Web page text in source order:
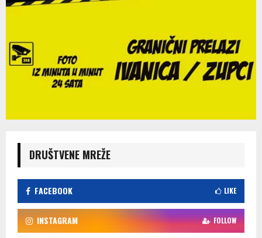
DRUŠTVENE MREŽE
FACEBOOK LIKE
INSTAGRAM FOLLOW